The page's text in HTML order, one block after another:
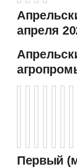
апреля
Первый